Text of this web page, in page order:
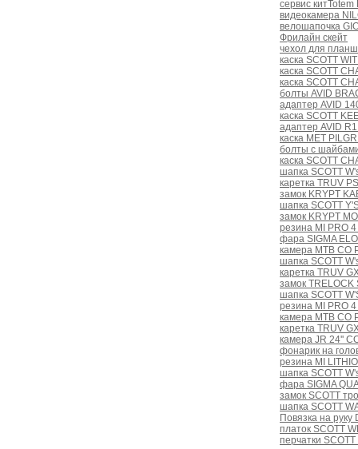
сервис
видеокамера
велошапочка
Фрилайн скейт
чехол для
каска SCOTT
каска SCOTT
каска SCOTT
болты AVID
адаптер AVID
каска SCOTT
адаптер AVID
каска MET
болты с
каска SCOTT
шапка SCOTT
каретка TRUV
замок KRYPT
шапка SCOTT
замок KRYPT
резина MI PRO
фара SIGMA
камера MTB CO
шапка SCOTT
каретка TRUV
замок TRELOCK
шапка SCOTT
резина MI PRO
камера MTB CO
каретка TRUV
камера JR 24''
фонарик на
резина MI
шапка SCOTT
фара SIGMA
замок SCOTT
шапка SCOTT
Повязка на руку
платок SCOTT
перчатки